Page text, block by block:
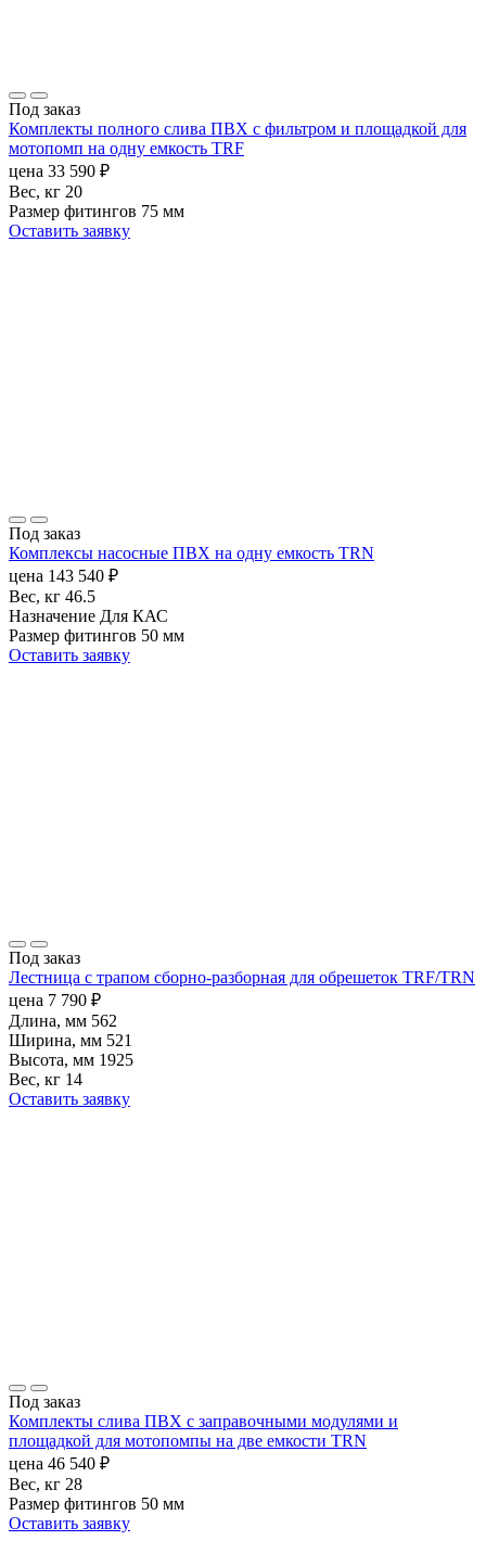
Под заказ
Комплекты полного слива ПВХ с фильтром и площадкой для
мотопомп на одну емкость TRF
цена 33 590 ₽
Вес, кг 20
Размер фитингов 75 мм
Оставить заявку
Под заказ
Комплексы насосные ПВХ на одну емкость TRN
цена 143 540 ₽
Вес, кг 46.5
Назначение Для КАС
Размер фитингов 50 мм
Оставить заявку
Под заказ
Лестница с трапом сборно-разборная для обрешеток TRF/TRN
цена 7 790 ₽
Длина, мм 562
Ширина, мм 521
Высота, мм 1925
Вес, кг 14
Оставить заявку
Под заказ
Комплекты слива ПВХ с заправочными модулями и
площадкой для мотопомпы на две емкости TRN
цена 46 540 ₽
Вес, кг 28
Размер фитингов 50 мм
Оставить заявку